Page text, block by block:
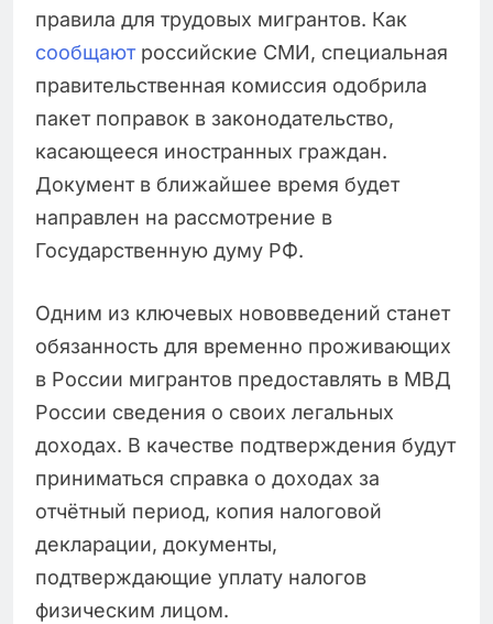
правила для трудовых мигрантов. Как
сообщаютроссийские СМИ, специальная
правительственная комиссия одобрила
пакет поправок в законодательство,
касающееся иностранных граждан.
Документ в ближайшее время будет
направлен на рассмотрение в
Государственную думу РФ.
Одним из ключевых нововведений станет
обязанность для временно проживающих
в России мигрантов предоставлять в МВД
России сведения о своих легальных
доходах. В качестве подтверждения будут
приниматься справка о доходах за
отчётный период, копия налоговой
декларации, документы,
подтверждающие уплату налогов
физическим лицом.